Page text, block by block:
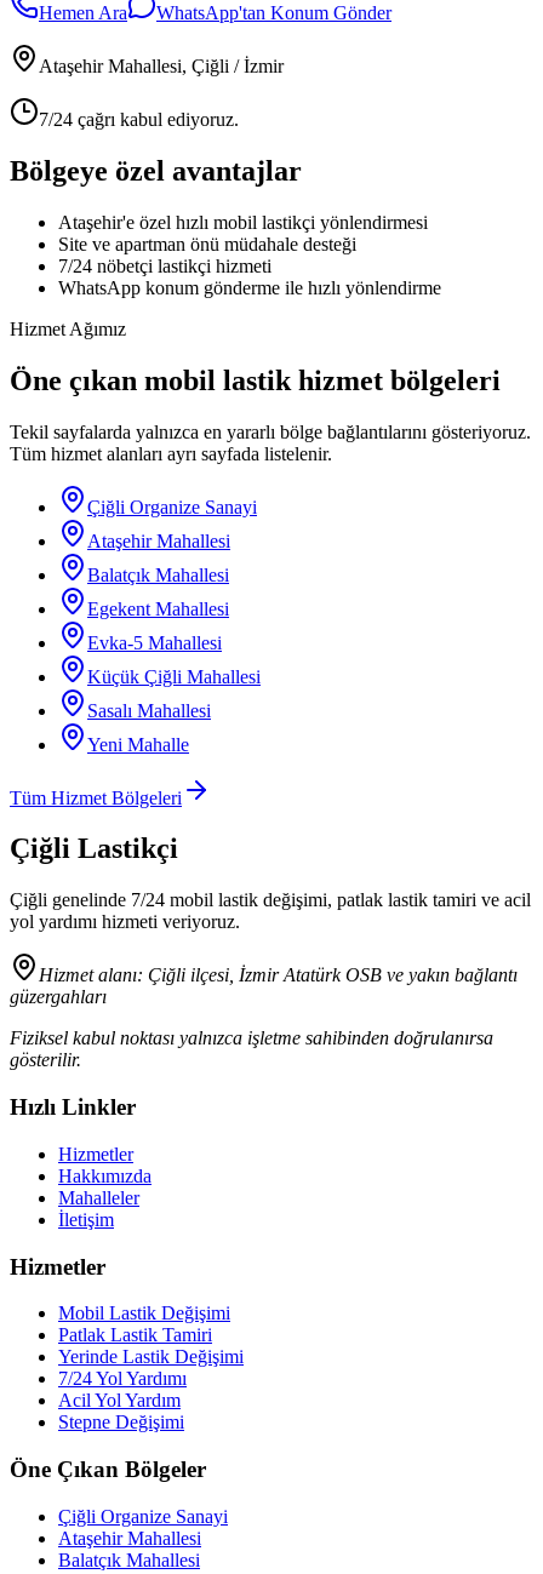
Hemen Ara WhatsApp'tan Konum Gönder
Ataşehir Mahallesi, Çiğli / İzmir
7/24 çağrı kabul ediyoruz.
Bölgeye özel avantajlar
Ataşehir'e özel hızlı mobil lastikçi yönlendirmesi
Site ve apartman önü müdahale desteği
7/24 nöbetçi lastikçi hizmeti
WhatsApp konum gönderme ile hızlı yönlendirme
Hizmet Ağımız
Öne çıkan mobil lastik hizmet bölgeleri
Tekil sayfalarda yalnızca en yararlı bölge bağlantılarını gösteriyoruz.
Tüm hizmet alanları ayrı sayfada listelenir.
Çiğli Organize Sanayi
Ataşehir Mahallesi
Balatçık Mahallesi
Egekent Mahallesi
Evka-5 Mahallesi
Küçük Çiğli Mahallesi
Sasalı Mahallesi
Yeni Mahalle
Tüm Hizmet Bölgeleri
Çiğli Lastikçi
Çiğli genelinde 7/24 mobil lastik değişimi, patlak lastik tamiri ve acil
yol yardımı hizmeti veriyoruz.
Hizmet alanı: Çiğli ilçesi, İzmir Atatürk OSB ve yakın bağlantı
güzergahları
Fiziksel kabul noktası yalnızca işletme sahibinden doğrulanırsa
gösterilir.
Hızlı Linkler
Hizmetler
Hakkımızda
Mahalleler
İletişim
Hizmetler
Mobil Lastik Değişimi
Patlak Lastik Tamiri
Yerinde Lastik Değişimi
7/24 Yol Yardımı
Acil Yol Yardım
Stepne Değişimi
Öne Çıkan Bölgeler
Çiğli Organize Sanayi
Ataşehir Mahallesi
Balatçık Mahallesi